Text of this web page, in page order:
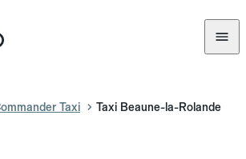
Taxi Taxi Beaune-la-Rolande